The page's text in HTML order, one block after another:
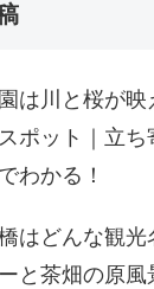
は川と桜が映
ポット｜立ち
わかる！
はどんな観光
と茶畑の原風